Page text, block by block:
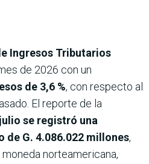
Ingresos Tributarios
de 2026 con un
de 3,6 %, con respecto al
El reporte de la
se registró una
de G. 4.086.022 millones,
norteamericana,